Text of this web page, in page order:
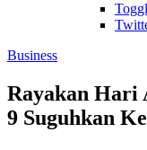
Business
Rayakan Hari
9 Suguhkan